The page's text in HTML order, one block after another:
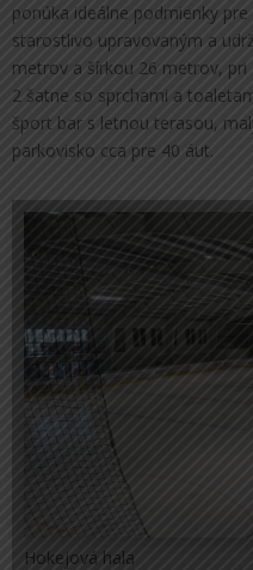
ponúka ideálne podmienky
starostlivo upravovaným a
metrov a šírkou 26 metrov,
2 šatne so sprchami a
šport bar s letnou terasou,
parkovisko cca pre 40 áut.
Hokejová hala